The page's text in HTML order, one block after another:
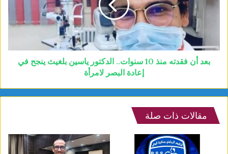
بعد أن فقدته منذ 10 سنوات.. الدكتور ياسين بلغيث ينجح في
إعادة البصر لامرأة
مقالات ذات صلة